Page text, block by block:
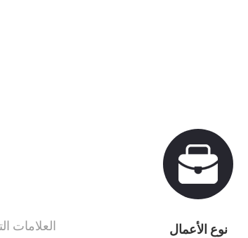
نوع الأعمال العلامات